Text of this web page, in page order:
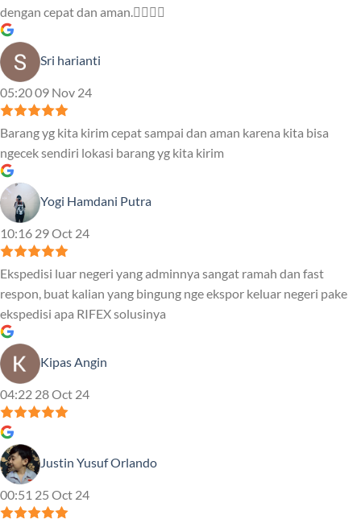
dengan cepat dan aman.👍🏻👍🏻
Sri harianti
05:20 09 Nov 24
Barang yg kita kirim cepat sampai dan aman karena kita bisa
ngecek sendiri lokasi barang yg kita kirim
Yogi Hamdani Putra
10:16 29 Oct 24
Ekspedisi luar negeri yang adminnya sangat ramah dan fast
respon, buat kalian yang bingung nge ekspor keluar negeri pake
ekspedisi apa RIFEX solusinya
Kipas Angin
04:22 28 Oct 24
Justin Yusuf Orlando
00:51 25 Oct 24